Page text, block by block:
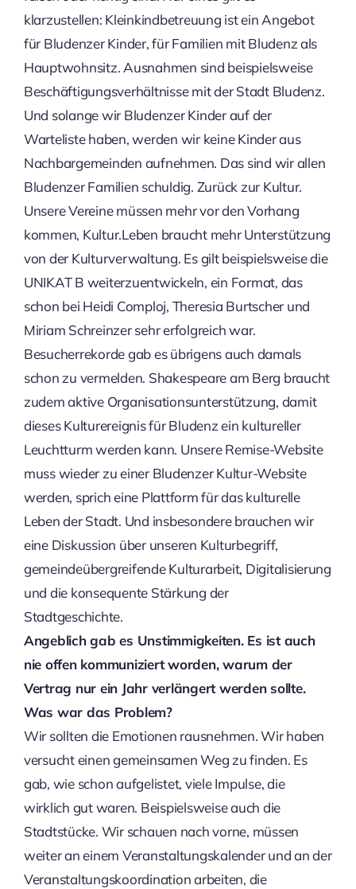
klarzustellen: Kleinkindbetreuung ist ein Angebot
für Bludenzer Kinder, für Familien mit Bludenz als
Hauptwohnsitz. Ausnahmen sind beispielsweise
Beschäftigungsverhältnisse mit der Stadt Bludenz.
Und solange wir Bludenzer Kinder auf der
Warteliste haben, werden wir keine Kinder aus
Nachbargemeinden aufnehmen. Das sind wir allen
Bludenzer Familien schuldig. Zurück zur Kultur.
Unsere Vereine müssen mehr vor den Vorhang
kommen, Kultur.Leben braucht mehr Unterstützung
von der Kulturverwaltung. Es gilt beispielsweise die
UNIKAT B weiterzuentwickeln, ein Format, das
schon bei Heidi Comploj, Theresia Burtscher und
Miriam Schreinzer sehr erfolgreich war.
Besucherrekorde gab es übrigens auch damals
schon zu vermelden. Shakespeare am Berg braucht
zudem aktive Organisationsunterstützung, damit
dieses Kulturereignis für Bludenz ein kultureller
Leuchtturm werden kann. Unsere Remise-Website
muss wieder zu einer Bludenzer Kultur-Website
werden, sprich eine Plattform für das kulturelle
Leben der Stadt. Und insbesondere brauchen wir
eine Diskussion über unseren Kulturbegriff,
gemeindeübergreifende Kulturarbeit, Digitalisierung
und die konsequente Stärkung der
Stadtgeschichte.
Angeblich gab es Unstimmigkeiten. Es ist auch
nie offen kommuniziert worden, warum der
Vertrag nur ein Jahr verlängert werden sollte.
Was war das Problem?
Wir sollten die Emotionen rausnehmen. Wir haben
versucht einen gemeinsamen Weg zu finden. Es
gab, wie schon aufgelistet, viele Impulse, die
wirklich gut waren. Beispielsweise auch die
Stadtstücke. Wir schauen nach vorne, müssen
weiter an einem Veranstaltungskalender und an der
Veranstaltungskoordination arbeiten, die